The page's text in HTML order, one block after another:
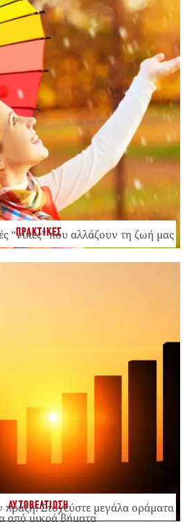
ΠΡΑΚΤΙΚΕΣ
“νίκες” που αλλάζουν τη ζωή μας
ΑΥΤΟΒΕΛΤΙΩΣΗΣτοχεύστε μεγάλα οράματα
από μικρά βήματα